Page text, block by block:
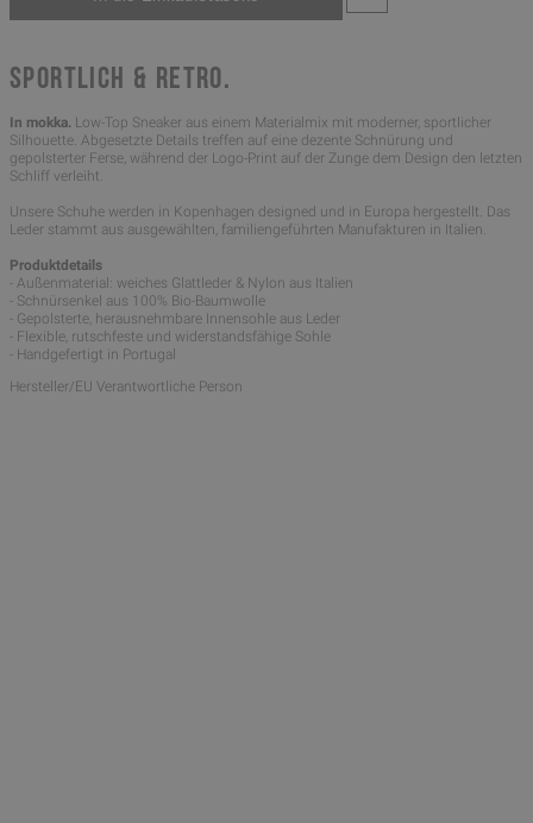
SPORTLICH & RETRO.
In mokka. Low-Top Sneaker aus einem Materialmix mit moderner, sportlicher
Silhouette. Abgesetzte Details treffen auf eine dezente Schnürung und
gepolsterter Ferse, während der Logo-Print auf der Zunge dem Design den letzten
Schliff verleiht.
Unsere Schuhe werden in Kopenhagen designed und in Europa hergestellt. Das
Leder stammt aus ausgewählten, familiengeführten Manufakturen in Italien.
Produktdetails
- Außenmaterial: weiches Glattleder & Nylon aus Italien
- Schnürsenkel aus 100% Bio-Baumwolle
- Gepolsterte, herausnehmbare Innensohle aus Leder
- Flexible, rutschfeste und widerstandsfähige Sohle
- Handgefertigt in Portugal
Hersteller/EU Verantwortliche Person